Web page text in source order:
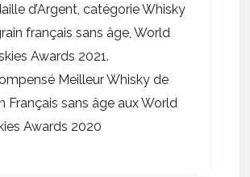
d’Argent, catégorie Whisky
français sans âge, World
Awards 2021.
Meilleur Whisky de
Français sans âge aux World
Awards 2020